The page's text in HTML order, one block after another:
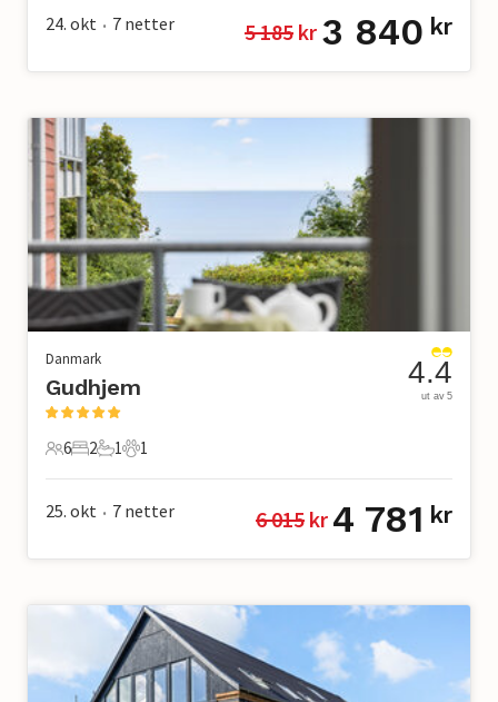
24. okt • 7 netter 5 185 kr 3 840 kr
Danmark
Gudhjem
6 Gjester
6
2 Soverom
2
1 Bad
1
1 Kjæledyr
1
4.4
ut av 5
25. okt • 7 netter 6 015 kr 4 781 kr